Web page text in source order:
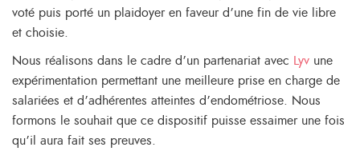
voté puis porté un plaidoyer en faveur d’une fin de vie libre
et choisie.
Nous réalisons dans le cadre d’un partenariat avec Lyv une
expérimentation permettant une meilleure prise en charge de
salariées et d’adhérentes atteintes d’endométriose. Nous
formons le souhait que ce dispositif puisse essaimer une fois
qu’il aura fait ses preuves.